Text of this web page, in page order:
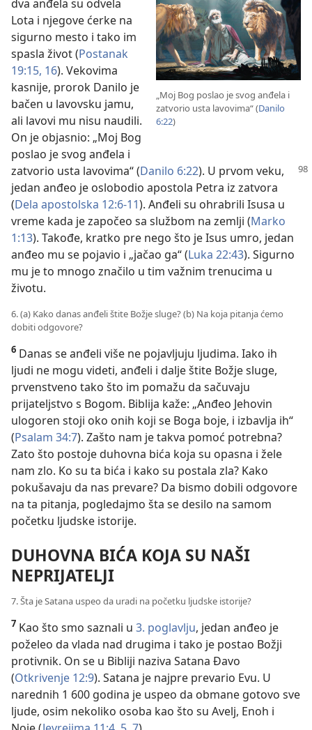
„Moj Bog poslao je svog anđela i
zatvorio usta lavovima“ (Danilo
6:22)
dva anđela su odvela
Lota i njegove ćerke na
sigurno mesto i tako im
spasla život (Postanak
19:15, 16). Vekovima
kasnije, prorok Danilo je
bačen u lavovsku jamu,
ali lavovi mu nisu naudili.
On je objasnio: „Moj Bog
poslao je svog anđela i
zatvorio usta lavovima“ (Danilo 6:22). U prvom veku,
jedan anđeo je oslobodio apostola Petra iz zatvora
(Dela apostolska 12:6-11). Anđeli su ohrabrili Isusa u
vreme kada je započeo sa službom na zemlji (Marko
1:13). Takođe, kratko pre nego što je Isus umro, jedan
anđeo mu se pojavio i „jačao ga“ (Luka 22:43). Sigurno
mu je to mnogo značilo u tim važnim trenucima u
životu.
6. (a) Kako danas anđeli štite Božje sluge? (b) Na koja pitanja ćemo
dobiti odgovore?
6 Danas se anđeli više ne pojavljuju ljudima. Iako ih
ljudi ne mogu videti, anđeli i dalje štite Božje sluge,
prvenstveno tako što im pomažu da sačuvaju
prijateljstvo s Bogom. Biblija kaže: „Anđeo Jehovin
ulogoren stoji oko onih koji se Boga boje, i izbavlja ih“
(Psalam 34:7). Zašto nam je takva pomoć potrebna?
Zato što postoje duhovna bića koja su opasna i žele
nam zlo. Ko su ta bića i kako su postala zla? Kako
pokušavaju da nas prevare? Da bismo dobili odgovore
na ta pitanja, pogledajmo šta se desilo na samom
početku ljudske istorije.
DUHOVNA BIĆA KOJA SU NAŠI
NEPRIJATELJI
7. Šta je Satana uspeo da uradi na početku ljudske istorije?
7 Kao što smo saznali u 3. poglavlju, jedan anđeo je
poželeo da vlada nad drugima i tako je postao Božji
protivnik. On se u Bibliji naziva Satana Đavo
(Otkrivenje 12:9). Satana je najpre prevario Evu. U
narednih 1 600 godina je uspeo da obmane gotovo sve
ljude, osim nekoliko osoba kao što su Avelj, Enoh i